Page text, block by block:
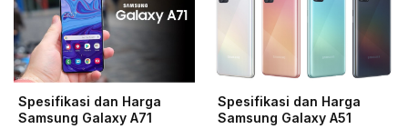
Spesifikasi dan Harga
Samsung Galaxy A71
Spesifikasi dan Harga
Samsung Galaxy A51